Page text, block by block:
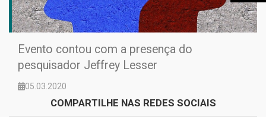
Evento contou com a presença do
pesquisador Jeffrey Lesser
05.03.2020
COMPARTILHE NAS REDES SOCIAIS